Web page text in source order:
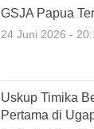
GSJA Papua
24 Juni 2026 -
Uskup Timika
Pertama di